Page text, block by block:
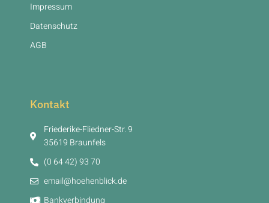
Impressum
Datenschutz
AGB
Kontakt
Friederike-Fliedner-Str. 9
35619 Braunfels
(0 64 42) 93 70
email@hoehenblick.de
Bankverbindung